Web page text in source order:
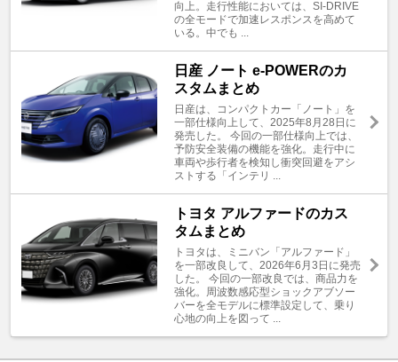
向上。走行性能においては、SI-DRIVE
の全モードで加速レスポンスを高めて
いる。中でも ...
日産 ノート e-POWERのカ
スタムまとめ
日産は、コンパクトカー「ノート」を
一部仕様向上して、2025年8月28日に
発売した。 今回の一部仕様向上では、
予防安全装備の機能を強化。走行中に
車両や歩行者を検知し衝突回避をアシ
ストする「インテリ ...
トヨタ アルファードのカス
タムまとめ
トヨタは、ミニバン「アルファード」
を一部改良して、2026年6月3日に発売
した。 今回の一部改良では、商品力を
強化。周波数感応型ショックアブソー
バーを全モデルに標準設定して、乗り
心地の向上を図って ...